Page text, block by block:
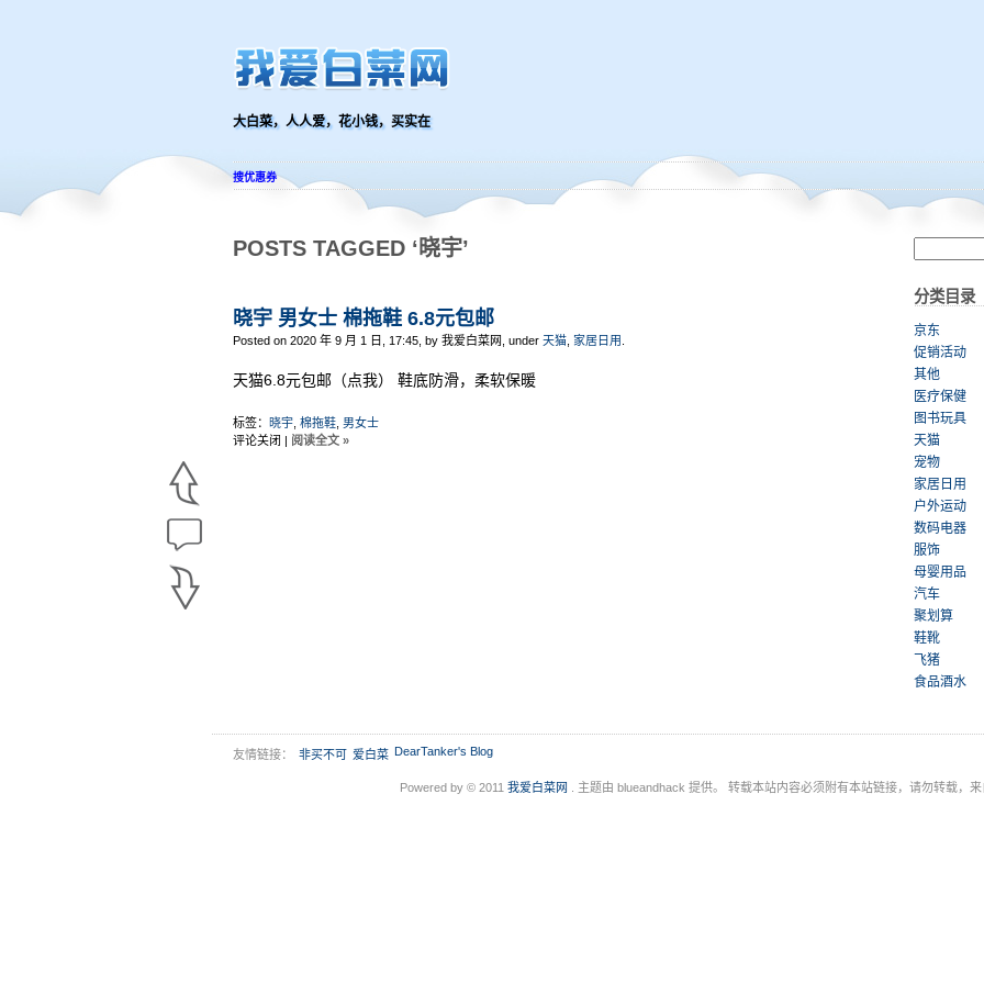
大白菜，人人爱，花小钱，买实在
搜优惠券
POSTS TAGGED ‘晓宇’
晓宇 男女士 棉拖鞋 6.8元包邮
Posted on 2020 年 9 月 1 日, 17:45, by 我爱白菜网, under 天猫 家居日用
天猫6.8元包邮（点我） 鞋底防滑，柔软保暖
标签： 晓宇 棉拖鞋 男女士
评论关闭 | 阅读全文 »
分类目录
京东
促销活动
其他
医疗保健
图书玩具
天猫
宠物
家居日用
户外运动
数码电器
服饰
母婴用品
汽车
聚划算
鞋靴
飞猪
食品酒水
友情链接： 非买不可 爱白菜 DearTanker's Blog
Powered by © 2011 我爱白菜网 . 主题由 blueandhack 提供。 转载本站内容必须附有本站链接，请勿转载，来